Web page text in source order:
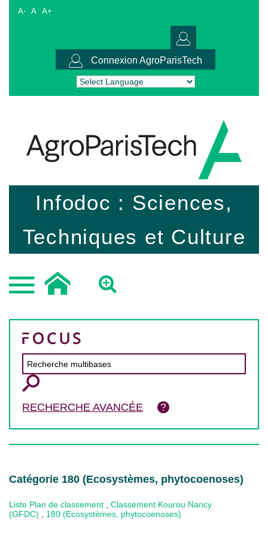
A- A A+
Connexion AgroParisTech
Powered by Translate
Infodoc : Sciences,
Techniques et Culture
RECHERCHE AVANCÉE
Catégorie 180 (Ecosystèmes, phytocoenoses)
Liste Plan de classement
Classement Kourou Nancy
(GFDC)
180 (Ecosystèmes, phytocoenoses)